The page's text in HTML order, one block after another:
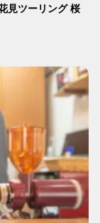
見ツーリング 桜